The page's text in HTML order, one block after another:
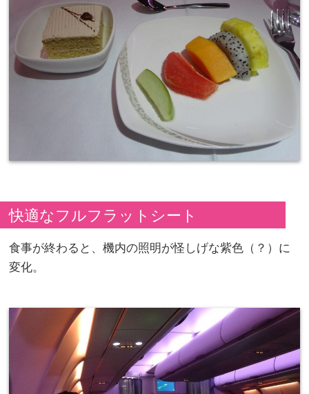
快適なフルフラットシート
食事が終わると、機内の照明が怪しげな紫色（？）に
変化。